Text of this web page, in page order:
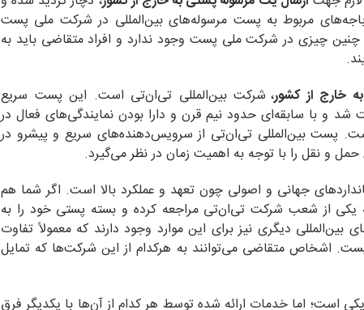
باجه‌های مربوط به پست مرسوله‌های بین‌المللی در شرکت ملی پست
چنین چیزی در شرکت ملی پست وجود ندارد و افراد متقاضی باید به
خارج از کشور، شرکت بین‌المللی تی‌ان‌تی است. این پست سریع
شد و با سابقه‌ای حدود نیم قرن و دارا بودن نمایندگی‌های فعال در
پست بین‌المللی تی‌ان‌تی از سرویس‌دهنده‌های سریع و پیشرو در
و نقل را با توجه به اهمیت زمان در نظر می‌گیرد.
جهانی و اصولی چون تعهد و عملکرد بالا است. اگر شما هم
یکی از شعب شرکت تی‌ان‌تی مراجعه کرده و بسته پستی خود را به
دیگری نیز برای این موارد وجود دارند که معمولاً تفاوت
اشخاص متقاضی می‌توانند به هرکدام از این شرکت‌ها که تمایل
است؛ اما خدمات ارائه شده توسط هر کدام از آن‌ها با یکدیگر فرق